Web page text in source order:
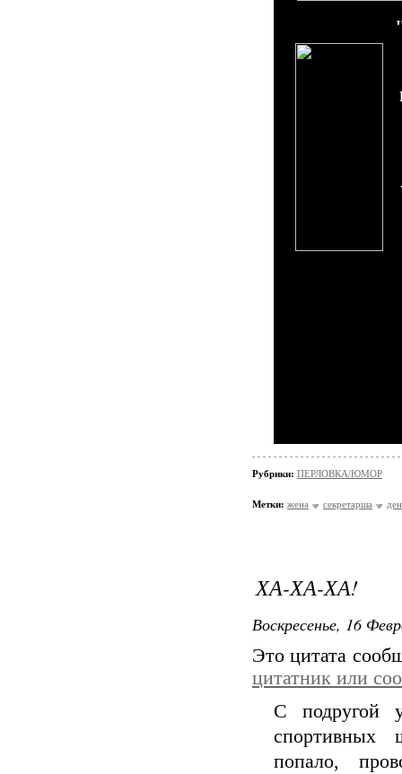
Рубрики: ПЕРЛОВКА/ЮМОР
Метки: жена секретарша
ХА-ХА-ХА!
Воскресенье, 16
Это цитата
цитатник или
С подругой
спортивных
попало,